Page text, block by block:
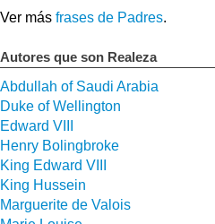
Ver más frases de Padres.
Autores que son Realeza
Abdullah of Saudi Arabia
Duke of Wellington
Edward VIII
Henry Bolingbroke
King Edward VIII
King Hussein
Marguerite de Valois